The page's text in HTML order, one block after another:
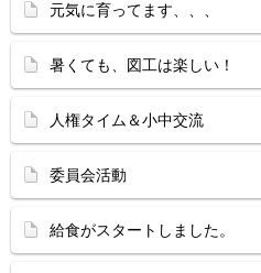
元気に育ってます、、、
暑くても、図工は楽しい！
人権タイム＆小中交流
委員会活動
給食がスタートしました。